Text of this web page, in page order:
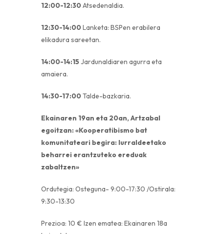
12:00-12:30 Atsedenaldia.
12:30-14:00 Lanketa: BSPen erabilera
elikadura sareetan.
14:00-14:15 Jardunaldiaren agurra eta
amaiera.
14:30-17:00 Talde-bazkaria.
Ekainaren 19an eta 20an, Artzabal
egoitzan: «Kooperatibismo bat
komunitateari begira: lurraldeetako
beharrei erantzuteko ereduak
zabaltzen»
Ordutegia: Osteguna- 9:00-17:30 /Ostirala:
9:30-13:30
Prezioa: 10 € Izen ematea: Ekainaren 18a